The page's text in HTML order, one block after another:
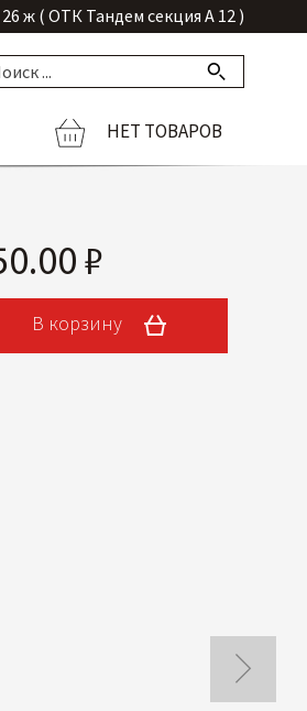
ж ( ОТК Тандем секция А 12 )
НЕТ ТОВАРОВ
₽
В корзину